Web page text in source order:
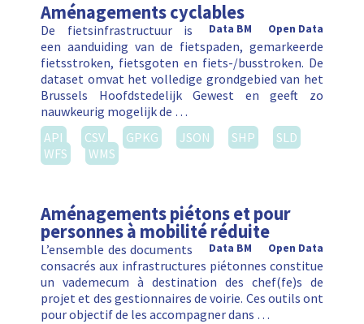
Aménagements cyclables
Open Data
Data BM
De fietsinfrastructuur is
een aanduiding van de fietspaden, gemarkeerde
fietsstroken, fietsgoten en fiets-/busstroken. De
dataset omvat het volledige grondgebied van het
Brussels Hoofdstedelijk Gewest en geeft zo
nauwkeurig mogelijk de …
API
CSV GPKG JSON SHP
SLD
WFS
WMS
Aménagements piétons et pour
personnes à mobilité réduite
Open Data
Data BM
L’ensemble des documents
consacrés aux infrastructures piétonnes constitue
un vademecum à destination des chef(fe)s de
projet et des gestionnaires de voirie. Ces outils ont
pour objectif de les accompagner dans …